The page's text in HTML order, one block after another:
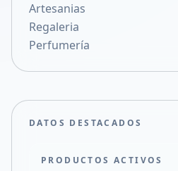
Artesanias
Regaleria
Perfumería
DATOS DESTACADOS
PRODUCTOS ACTIVOS